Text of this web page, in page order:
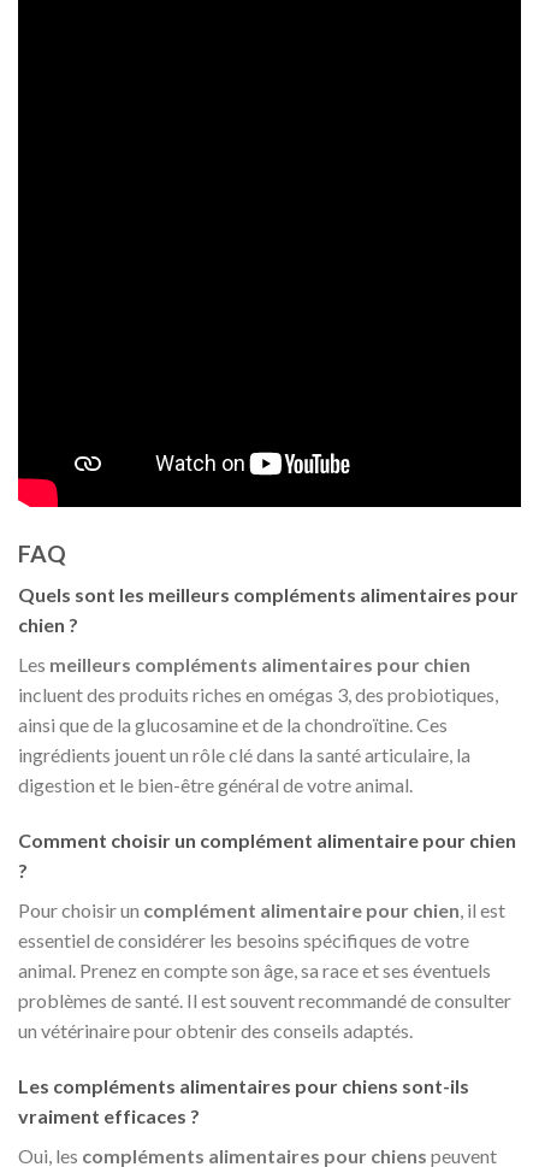
FAQ
Quels sont les meilleurs compléments alimentaires pour
chien ?
Les meilleurs compléments alimentaires pour chien
incluent des produits riches en omégas 3, des probiotiques,
ainsi que de la glucosamine et de la chondroïtine. Ces
ingrédients jouent un rôle clé dans la santé articulaire, la
digestion et le bien-être général de votre animal.
Comment choisir un complément alimentaire pour chien
?
Pour choisir un complément alimentaire pour chien, il est
essentiel de considérer les besoins spécifiques de votre
animal. Prenez en compte son âge, sa race et ses éventuels
problèmes de santé. Il est souvent recommandé de consulter
un vétérinaire pour obtenir des conseils adaptés.
Les compléments alimentaires pour chiens sont-ils
vraiment efficaces ?
Oui, les compléments alimentaires pour chiens peuvent